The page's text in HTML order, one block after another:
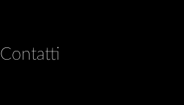
Contatti